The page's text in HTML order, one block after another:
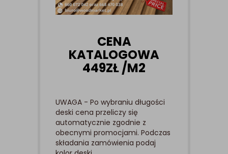
CENA
KATALOGOWA
449ZŁ /M2
UWAGA - Po wybraniu długości
deski cena przeliczy się
automatycznie zgodnie z
obecnymi promocjami. Podczas
składania zamówienia podaj